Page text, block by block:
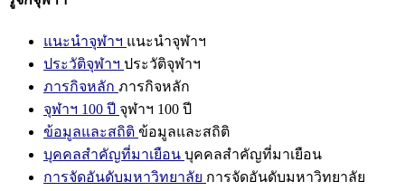
แนะนำจุฬาฯ แนะนำจุฬาฯ
ประวัติจุฬาฯ ประวัติจุฬาฯ
ภารกิจหลัก ภารกิจหลัก
จุฬาฯ 100 ปี จุฬาฯ 100 ปี
ข้อมูลและสถิติ ข้อมูลและสถิติ
บุคคลสำคัญที่มาเยือน บุคคลสำคัญที่มาเยือน
การจัดอันดับมหาวิทยาลัย การจัดอันดับมหาวิทยาลัย